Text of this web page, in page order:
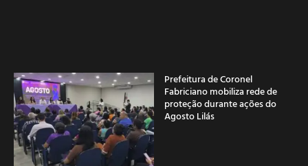
Prefeitura de Coronel
Fabriciano mobiliza rede de
proteção durante ações do
Agosto Lilás